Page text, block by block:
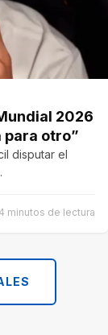
2026
para otro”
disputar el
4 minutos de lectura